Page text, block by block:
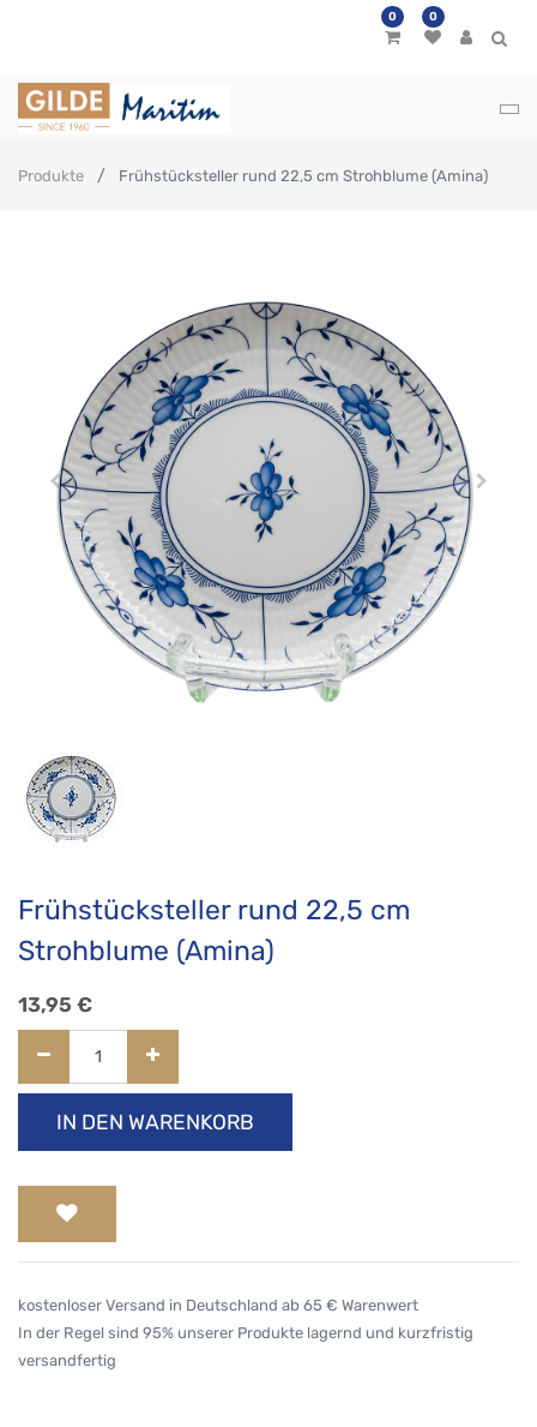
0 0
Produkte Frühstücksteller rund 22,5 cm Strohblume (Amina)
Frühstücksteller rund 22,5 cm
Strohblume (Amina)
13,95 €
IN DEN WARENKORB
kostenloser Versand in Deutschland ab 65 € Warenwert
In der Regel sind 95% unserer Produkte lagernd und kurzfristig
versandfertig